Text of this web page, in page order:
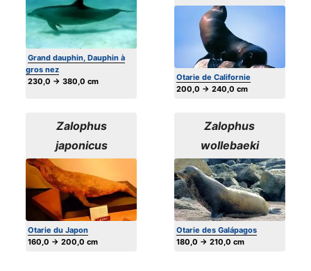
Grand dauphin, Dauphin à
gros nez
230,0 → 380,0 cm
Otarie de Californie
200,0 → 240,0 cm
Zalophus
japonicus
Otarie du Japon
160,0 → 200,0 cm
Zalophus
wollebaeki
Otarie des Galápagos
180,0 → 210,0 cm